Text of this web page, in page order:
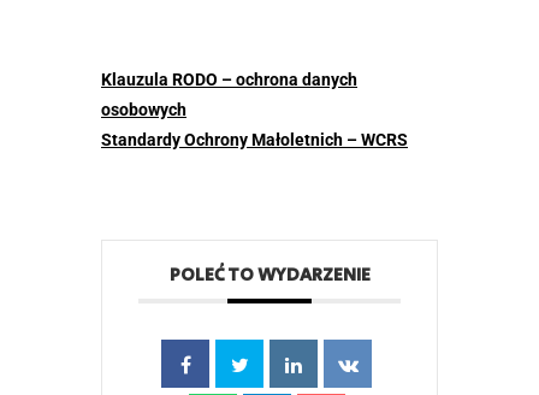
Klauzula RODO – ochrona danych
osobowych
Standardy Ochrony Małoletnich – WCRS
POLEĆ TO WYDARZENIE